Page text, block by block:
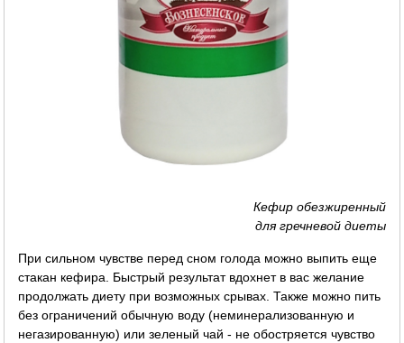
Кефир обезжиренный
для гречневой диеты
При сильном чувстве перед сном голода можно выпить еще
стакан кефира. Быстрый результат вдохнет в вас желание
продолжать диету при возможных срывах. Также можно пить
без ограничений обычную воду (неминерализованную и
негазированную) или зеленый чай - не обостряется чувство